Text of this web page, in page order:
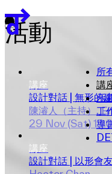
團隊
贊助單位
活動
所
講
示
工
導
講座
設計對話 | 無形的
陳濬人（主持） ,
29 Nov (Sat)
講座
設計對話 | 以形會